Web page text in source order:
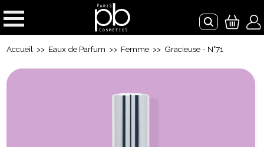
Accueil >> Eaux de Parfum >> Femme >> Gracieuse - N°71